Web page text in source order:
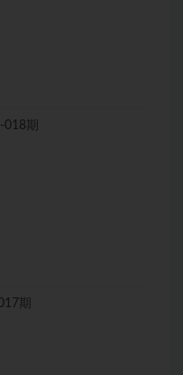
期
期